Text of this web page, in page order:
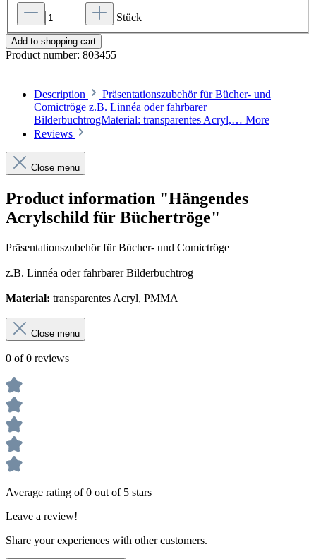
Stück
Add to shopping cart
Product number: 803455
Description
Präsentationszubehör für Bücher- und
Comictröge z.B. Linnéa oder fahrbarer
BilderbuchtrogMaterial: transparentes Acryl,… More
Reviews
Close menu
Product information "Hängendes
Acrylschild für Büchertröge"
Präsentationszubehör für Bücher- und Comictröge
z.B. Linnéa oder fahrbarer Bilderbuchtrog
Material: transparentes Acryl, PMMA
Close menu
0 of 0 reviews
Average rating of 0 out of 5 stars
Leave a review!
Share your experiences with other customers.